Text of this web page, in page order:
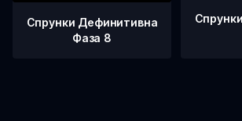
Спрунки Дефинитивна
Фаза 8